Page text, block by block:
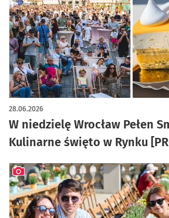
W niedzielę Wrocław Pełen
Kulinarne święto w Rynku
28.06.2026